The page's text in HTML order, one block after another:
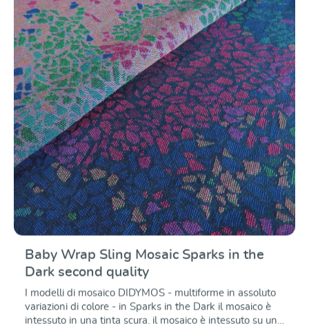
il vento e le intemperie. Il Il retro è tagliato extra lungo
evita che la giacca si alzi e tiene tutto al caldo mantiene
il calore sulla schiena quando ci si piega o si striscia. Il La
giacca non è foderata, il che non è necessario a causa
del riscaldamento. proprietà riscaldanti della lana,
questo non è necessario. Il cappuccio, Il collo e le spalle
sono foderati con una maglia fine in jersey in cotone
biologico.
Baby Wrap Sling Mosaic Sparks in the
Dark second quality
I modelli di mosaico DIDYMOS - multiforme in assoluto
variazioni di colore - in Sparks in the Dark il mosaico è
intessuto in una tinta scura. il mosaico è intessuto su un